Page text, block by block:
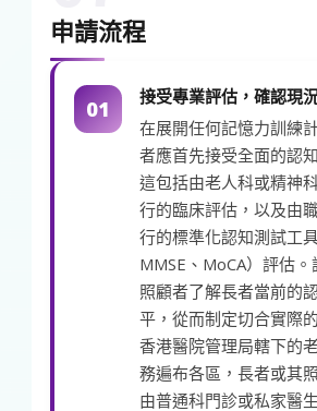
申請流程
01
接受專業評估，確認現
在展開任何記憶力訓練
者應首先接受全面的認
這包括由老人科或精神
行的臨床評估，以及由
行的標準化認知測試工
MMSE、MoCA）評估
照顧者了解長者當前的
平，從而制定切合實際
香港醫院管理局轄下的
務遍布各區，長者或其
由普通科門診或私家醫